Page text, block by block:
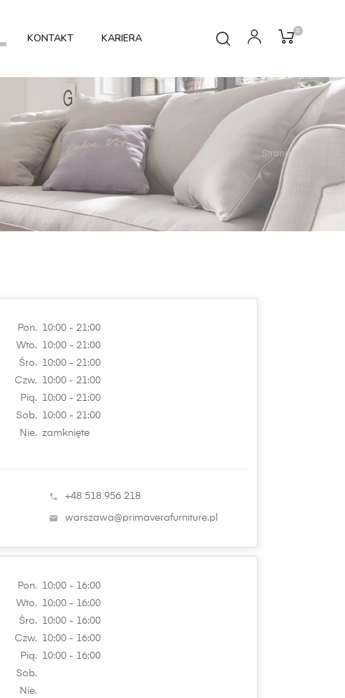
KONTAKT KARIERA
0
Strona główna
Pon.
10:00 - 21:00
Wto.
10:00 - 21:00
Śro.
10:00 - 21:00
Czw.
10:00 - 21:00
Pią.
10:00 - 21:00
Sob.
10:00 - 21:00
Nie. zamknięte
 +48 518 956 218
 warszawa@primaverafurniture.pl
Pon.
10:00 - 16:00
Wto.
10:00 - 16:00
Śro.
10:00 - 16:00
Czw.
10:00 - 16:00
Pią.
10:00 - 16:00
Sob.
Nie.